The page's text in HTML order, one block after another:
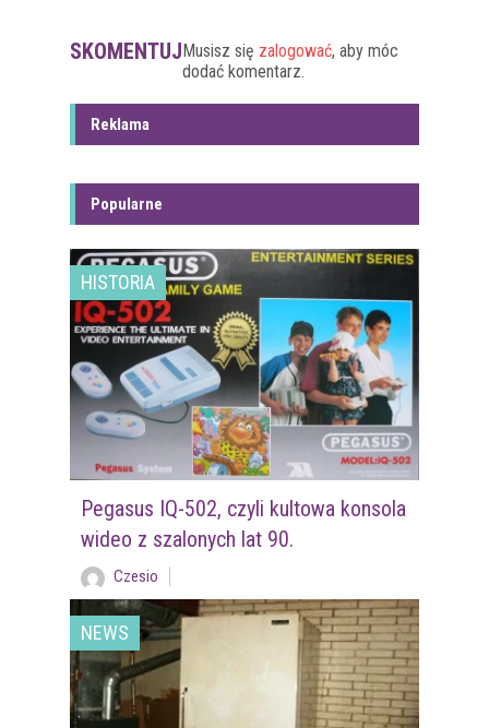
SKOMENTUJMusisz się zalogować, aby móc
dodać komentarz.
Reklama
Popularne
HISTORIA
Pegasus IQ-502, czyli kultowa konsola
wideo z szalonych lat 90.
Czesio
NEWS